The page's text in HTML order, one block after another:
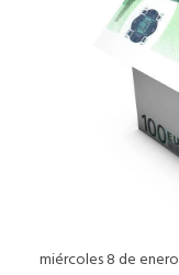
miércoles 8 de